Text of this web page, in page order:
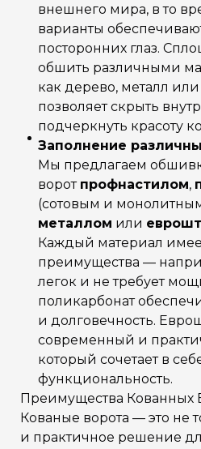
внешнего мира, в то
варианты
посторонних глаз.
обшить различными
как дерево, металл или
позволяет скрыть
подчеркнуть красоту
Заполнение
Мы предлагаем
ворот профнастилом,
(сотовым и
металлом или
Каждый материал
преимущества —
легок и не требует
поликарбонат
и долговечность.
современный и
который сочетает в
функциональность.
Преимущества Кованных
Кованые ворота — это не
и практичное решение